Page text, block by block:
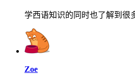
学西语知识的同时也了解到很
Zoe